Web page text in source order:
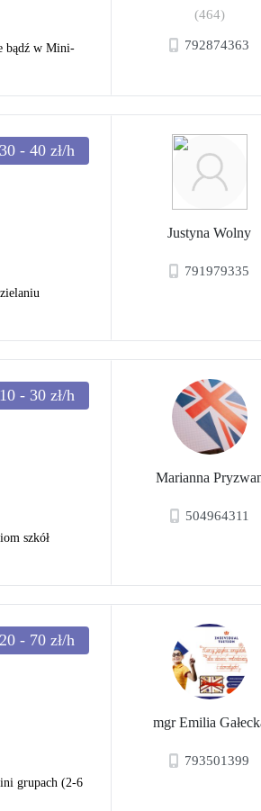
bądź w Mini-
(464)
792874363
30 - 40 zł/h
Justyna Wolny
791979335
10 - 30 zł/h
szkół
Marianna
504964311
20 - 70 zł/h
grupach (2-6
mgr Emilia
793501399